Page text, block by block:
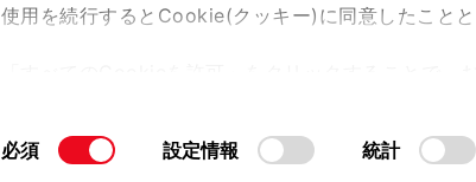
使用を続行するとCookie(クッキー)に同意したことと
て」をご覧ください。
同
必須 設定情報 統計